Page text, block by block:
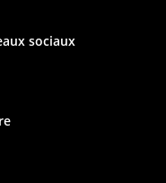
sociaux